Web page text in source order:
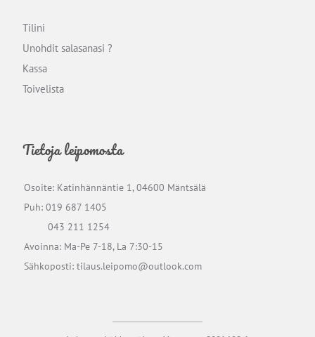
Tilini
Unohdit salasanasi ?
Kassa
Toivelista
Tietoja leipomosta
Osoite: Katinhännäntie 1, 04600 Mäntsälä
Puh: 019 687 1405
043 211 1254
Avoinna: Ma-Pe 7-18, La 7:30-15
Sähkoposti: tilaus.leipomo@outlook.com